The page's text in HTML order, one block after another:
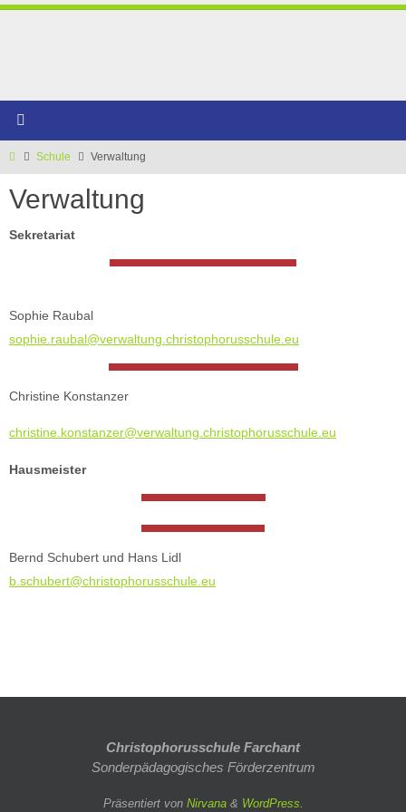
StartSchule Verwaltung
Verwaltung
Sekretariat
Sophie Raubal
sophie.raubal@verwaltung.christophorusschule.eu
Christine Konstanzer
christine.konstanzer@verwaltung.christophorusschule.eu
Hausmeister
Bernd Schubert und Hans Lidl
b.schubert@christophorusschule.eu
Christophorusschule Farchant
Sonderpädagogisches Förderzentrum
Präsentiert von Nirvana& WordPress.